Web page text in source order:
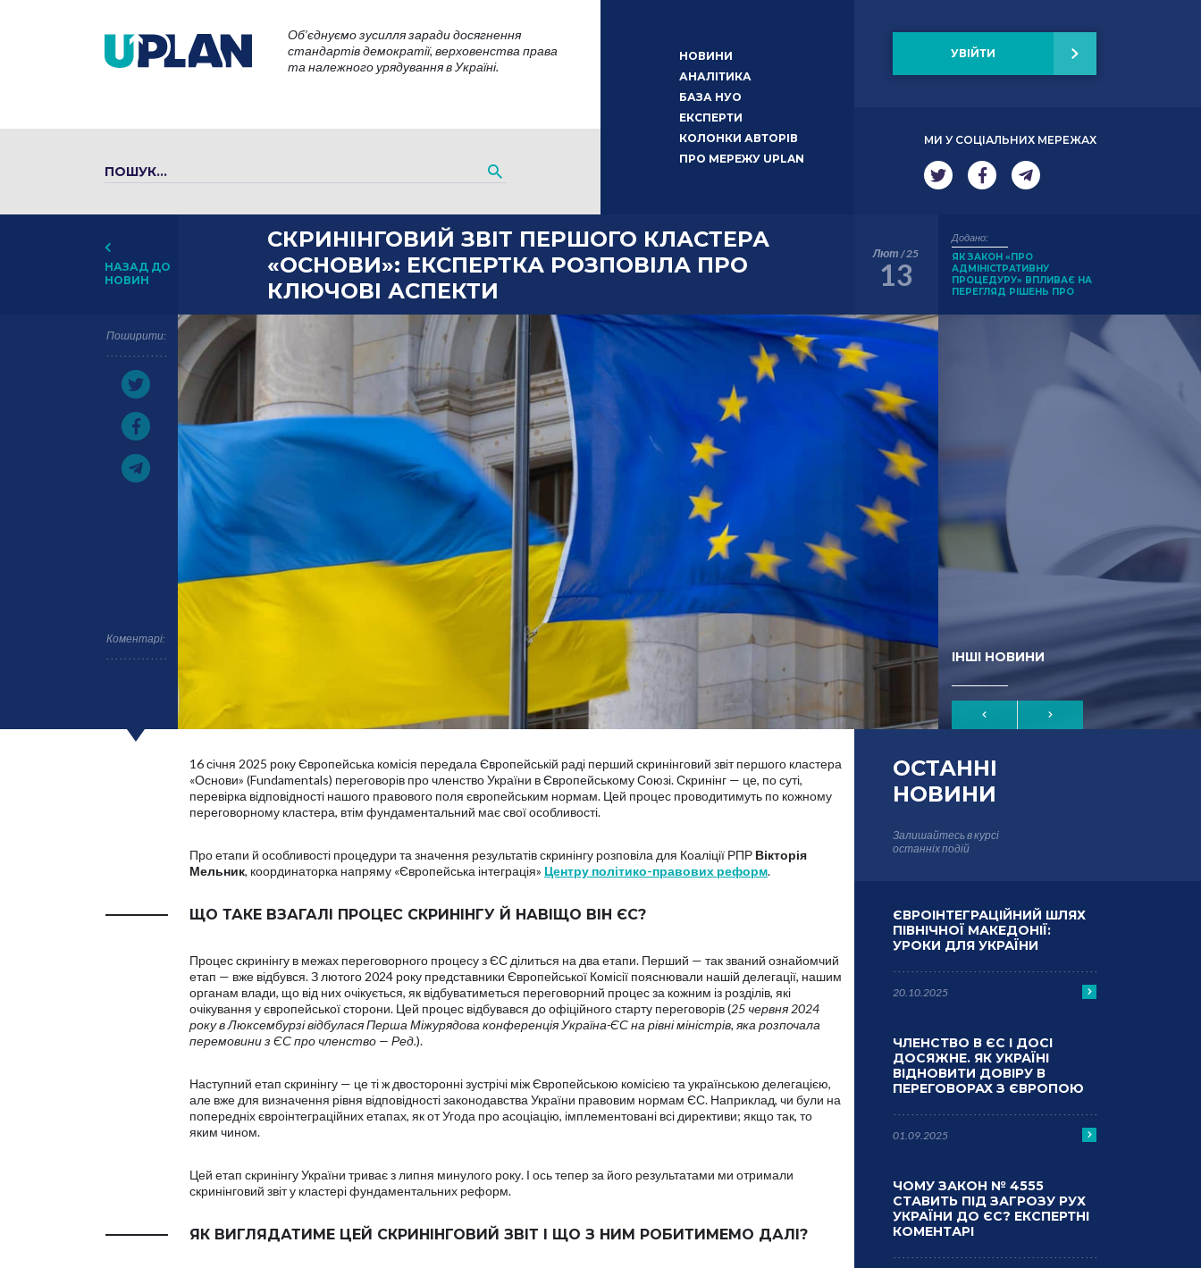
Об’єднуємо зусилля заради досягнення
стандартів демократії, верховенства права
та належного урядування в Україні.
НОВИНИ
АНАЛІТИКА
БАЗА НУО
ЕКСПЕРТИ
КОЛОНКИ АВТОРІВ
ПРО МЕРЕЖУ UPLAN
УВІЙТИ
МИ У СОЦІАЛЬНИХ МЕРЕЖАХ
НАЗАД ДО
НОВИН
Поширити:
Коментарі:
СКРИНІНГОВИЙ ЗВІТ ПЕРШОГО КЛАСТЕРА
«ОСНОВИ»: ЕКСПЕРТКА РОЗПОВІЛА ПРО
КЛЮЧОВІ АСПЕКТИ
Лют / 25
13
Додано:
ЯК ЗАКОН «ПРО
АДМІНІСТРАТИВНУ
ПРОЦЕДУРУ» ВПЛИВАЄ НА
ПЕРЕГЛЯД РІШЕНЬ ПРО
ІНШІ НОВИНИ
16 січня 2025 року Європейська комісія передала Європейській раді перший скринінговий звіт першого кластера
«Основи» (Fundamentals) переговорів про членство України в Європейському Союзі. Скринінг — це, по суті,
перевірка відповідності нашого правового поля європейським нормам. Цей процес проводитимуть по кожному
переговорному кластера, втім фундаментальний має свої особливості.
Про етапи й особливості процедури та значення результатів скринінгу розповіла для Коаліції РПР Вікторія
Мельник, координаторка напряму «Європейська інтеграція» Центру політико-правових реформ.
ЩО ТАКЕ ВЗАГАЛІ ПРОЦЕС СКРИНІНГУ Й НАВІЩО ВІН ЄС?
Процес скринінгу в межах переговорного процесу з ЄС ділиться на два етапи. Перший — так званий ознайомчий
етап — вже відбувся. З лютого 2024 року представники Європейської Комісії пояснювали нашій делегації, нашим
органам влади, що від них очікується, як відбуватиметься переговорний процес за кожним із розділів, які
очікування у європейської сторони. Цей процес відбувався до офіційного старту переговорів (25 червня 2024
року в Люксембурзі відбулася Перша Міжурядова конференція Україна-ЄС на рівні міністрів, яка розпочала
перемовини з ЄС про членство — Ред.).
Наступний етап скринінгу — це ті ж двосторонні зустрічі між Європейською комісією та українською делегацією,
але вже для визначення рівня відповідності законодавства України правовим нормам ЄС. Наприклад, чи були на
попередніх євроінтеграційних етапах, як от Угода про асоціацію, імплементовані всі директиви; якщо так, то
яким чином.
Цей етап скринінгу України триває з липня минулого року. І ось тепер за його результатами ми отримали
скринінговий звіт у кластері фундаментальних реформ.
ЯК ВИГЛЯДАТИМЕ ЦЕЙ СКРИНІНГОВИЙ ЗВІТ І ЩО З НИМ РОБИТИМЕМО ДАЛІ?
ОСТАННІ
НОВИНИ
Залишайтесь в курсі
останніх подій
ЄВРОІНТЕГРАЦІЙНИЙ ШЛЯХ
ПІВНІЧНОЇ МАКЕДОНІЇ:
УРОКИ ДЛЯ УКРАЇНИ
20.10.2025
ЧЛЕНСТВО В ЄС І ДОСІ
ДОСЯЖНЕ. ЯК УКРАЇНІ
ВІДНОВИТИ ДОВІРУ В
ПЕРЕГОВОРАХ З ЄВРОПОЮ
01.09.2025
ЧОМУ ЗАКОН № 4555
СТАВИТЬ ПІД ЗАГРОЗУ РУХ
УКРАЇНИ ДО ЄС? ЕКСПЕРТНІ
КОМЕНТАРІ